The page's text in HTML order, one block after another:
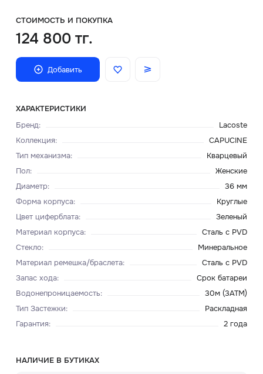
СТОИМОСТЬ И ПОКУПКА
124 800 тг.
Добавить
ХАРАКТЕРИСТИКИ
Бренд:
Lacoste
Коллекция:
CAPUCINE
Тип механизма:
Кварцевый
Пол:
Женские
Диаметр:
36 мм
Форма корпуса:
Круглые
Цвет циферблата:
Зеленый
Материал корпуса:
Сталь с PVD
Стекло:
Минеральное
Материал ремешка/браслета:
Сталь с PVD
Запас хода:
Срок батареи
Водонепроницаемость:
30м (3ATM)
Тип Застежки:
Раскладная
Гарантия: 2 года
НАЛИЧИЕ В БУТИКАХ
О нас